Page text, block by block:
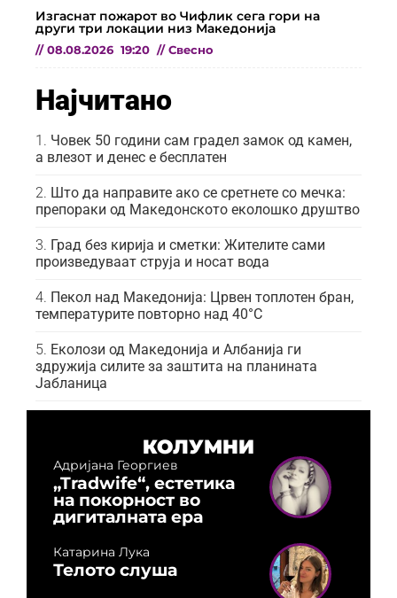
Изгаснат пожарот во Чифлик сега гори на
други три локации низ Македонија
// 08.08.2026 19:20 // Свесно
Најчитано
Човек 50 години сам градел замок од камен,
а влезот и денес е бесплатен
Што да направите ако се сретнете со мечка:
препораки од Македонското еколошко друштво
Град без кирија и сметки: Жителите сами
произведуваат струја и носат вода
Пекол над Македонија: Црвен топлотен бран,
температурите повторно над 40°C
Еколози од Македонија и Албанија ги
здружија силите за заштита на планината
Јабланица
КОЛУМНИ
Адријана Георгиев
„Tradwife“, естетика
на покорност во
дигиталната ера
Катарина Лука
Телото слуша